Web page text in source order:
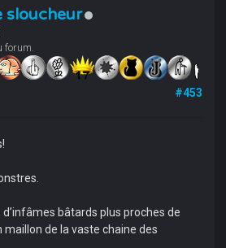
sloucheur
forum.
#453
bâtards plus proches de
maillon de la vaste chaine des